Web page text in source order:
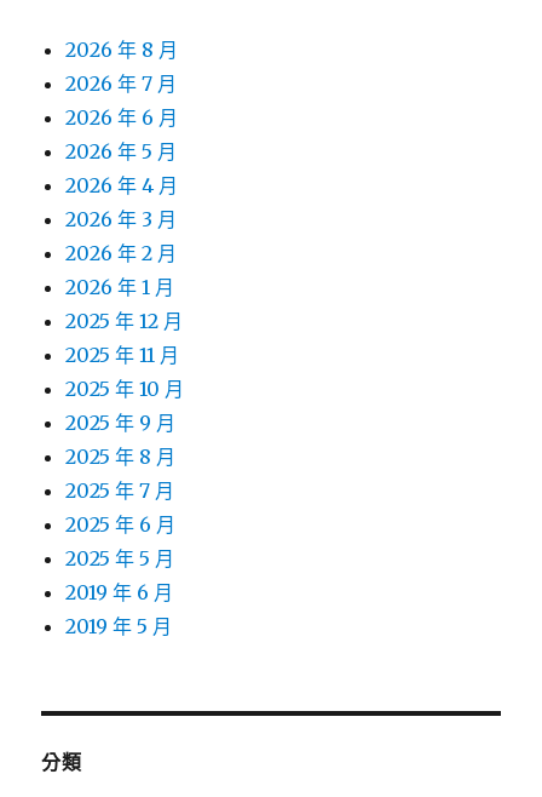
2026 年 8 月
2026 年 7 月
2026 年 6 月
2026 年 5 月
2026 年 4 月
2026 年 3 月
2026 年 2 月
2026 年 1 月
2025 年 12 月
2025 年 11 月
2025 年 10 月
2025 年 9 月
2025 年 8 月
2025 年 7 月
2025 年 6 月
2025 年 5 月
2019 年 6 月
2019 年 5 月
分類